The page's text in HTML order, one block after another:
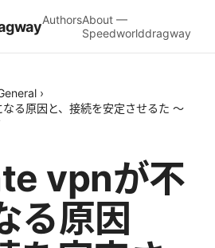
AuthorsAbout —
Speedworlddragway
›
る原因と、接続を安定させるた 〜
vpnが不
る原因